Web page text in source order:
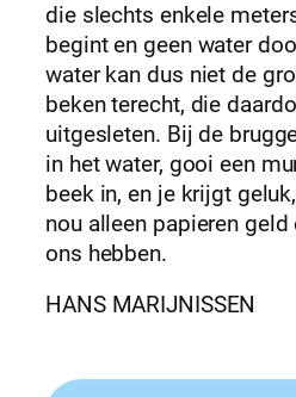
die slechts enkele
begint en geen water
water kan dus niet de
beken terecht, die
uitgesleten. Bij de
in het water, gooi een
beek in, en je krijgt
nou alleen papieren
ons hebben.
HANS MARIJNISSEN